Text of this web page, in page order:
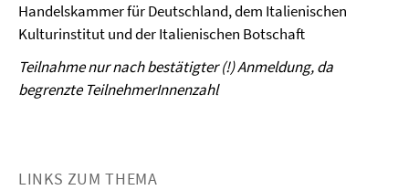
Handelskammer für Deutschland, dem Italienischen
Kulturinstitut und der Italienischen Botschaft
Teilnahme nur nach bestätigter (!) Anmeldung, da
begrenzte TeilnehmerInnenzahl
LINKS ZUM THEMA